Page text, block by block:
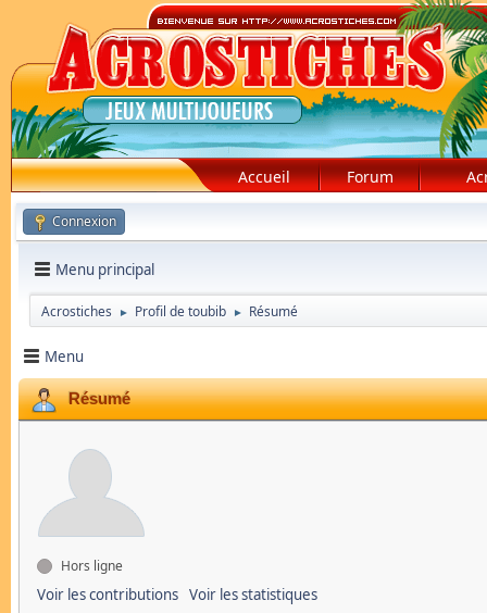
Accueil Forum
Connexion
Menu principal
Acrostiches ► Profil de toubib ► Résumé
Menu
Résumé
toubib
Néophyte
Hors ligne
Voir les contributions Voir les statistiques